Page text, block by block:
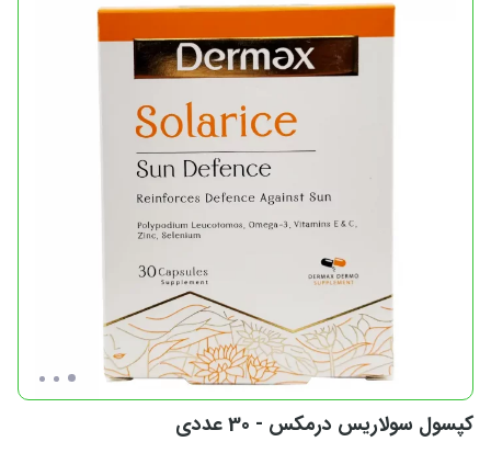
کپسول سولاریس درمکس - 30 عددی